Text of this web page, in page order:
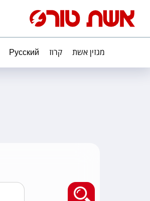
Русский קרוז מגזין אשת
Найти